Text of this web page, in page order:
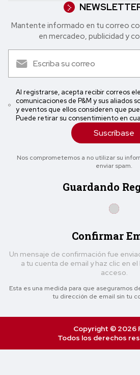
Mantente informado en tu correo
en mercadeo, publicidad y
Al registrarse, acepta recibir correos
comunicaciones de P&M y sus aliados
y eventos que ellos consideren que
Puede retirar su consentimiento en
Suscríbase
Nos comprometemos a no utilizar su
enviar spam.
Guardando
Confirmar
Un mensaje de confirmación fue
a tu cuenta de email y haz clic en
acceso.
Esta es una medida para que asegurarnos
tu dirección de email sin tu
Copyright © 2026
Todos los derechos